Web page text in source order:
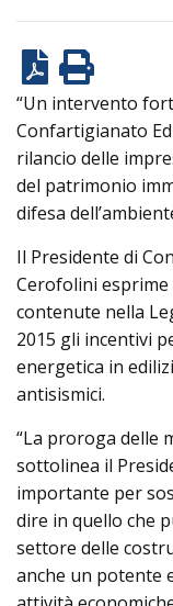
“Un intervento
Confartigianato
rilancio delle
del patrimonio
difesa
Il Presidente di
Cerofolini
contenute nella
2015 gli incentivi
energetica in
antisismici.
“La proroga delle
sottolinea il
importante per
dire in quello che
settore delle
anche un potente